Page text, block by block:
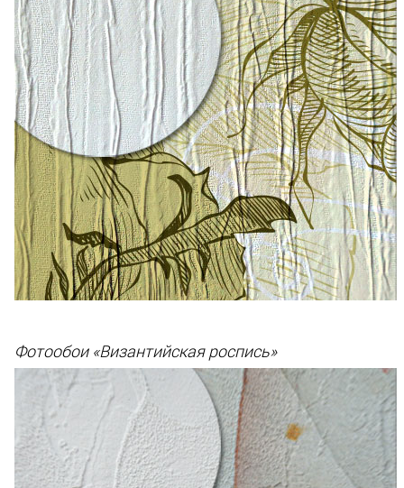
Фотообои «Византийская роспись»